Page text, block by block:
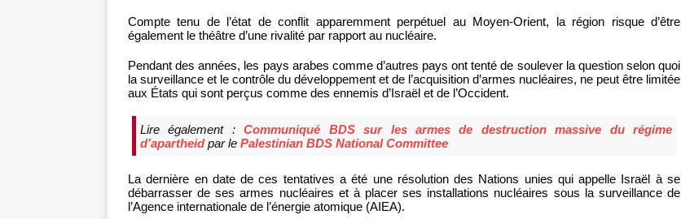
Compte tenu de l’état de conflit apparemment perpétuel au Moyen-Orient, la région risque d’être
également le théâtre d’une rivalité par rapport au nucléaire.
Pendant des années, les pays arabes comme d’autres pays ont tenté de soulever la question selon quoi
la surveillance et le contrôle du développement et de l’acquisition d’armes nucléaires, ne peut être limitée
aux États qui sont perçus comme des ennemis d’Israël et de l’Occident.
Lire également :Communiqué BDS sur les armes de destruction massive du régime
d’apartheidpar le Palestinian BDS National Committee
La dernière en date de ces tentatives a été une résolution des Nations unies qui appelle Israël à se
débarrasser de ses armes nucléaires et à placer ses installations nucléaires sous la surveillance de
l’Agence internationale de l’énergie atomique (AIEA).